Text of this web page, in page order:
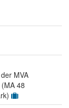
MVA
48